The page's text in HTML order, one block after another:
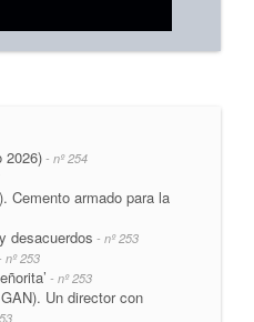
2026) - nº 254
Cemento armado para la
desacuerdos - nº 253
nº 253
- nº 253
Un director con